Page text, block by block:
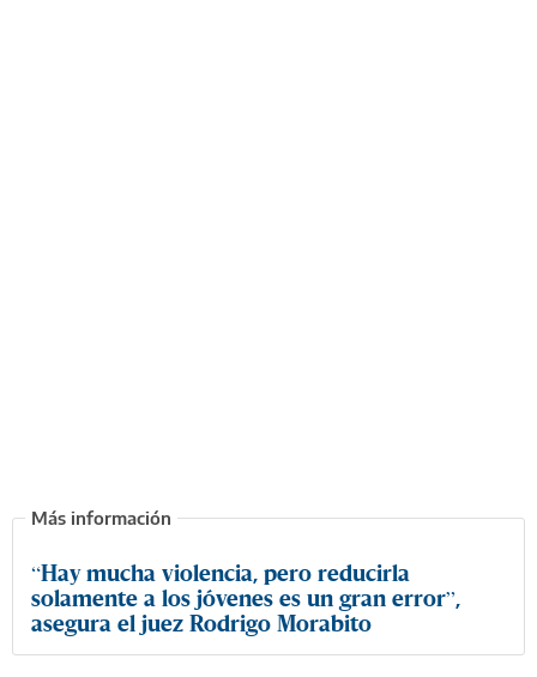
“Hay mucha violencia, pero reducirla
solamente a los jóvenes es un gran error”,
asegura el juez Rodrigo Morabito